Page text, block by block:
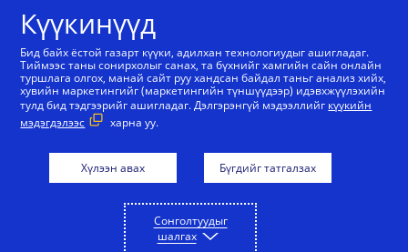
Бидний үнэ цэнэ
Күүкинүүд
Бид байх ёстой газарт күүки, адилхан технологиудыг ашигладаг.
Тиймээс таны сонирхолыг санах, та бүхнийг хамгийн сайн онлайн
туршлага олгох, манай сайт руу хандсан байдал таньг анализ хийх,
хувийн маркетингийг (маркетингийн түншүүдээр) идэвхжүүлэхийн
тулд бид тэдгээрийг ашигладаг. Дэлгэрэнгүй мэдээллийг күүкийн
мэдэгдэлээс
харна уу.
Хүлээн авах Бүгдийг татгалзах
Сонголтуудыг
шалгах